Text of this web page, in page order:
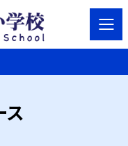
ス